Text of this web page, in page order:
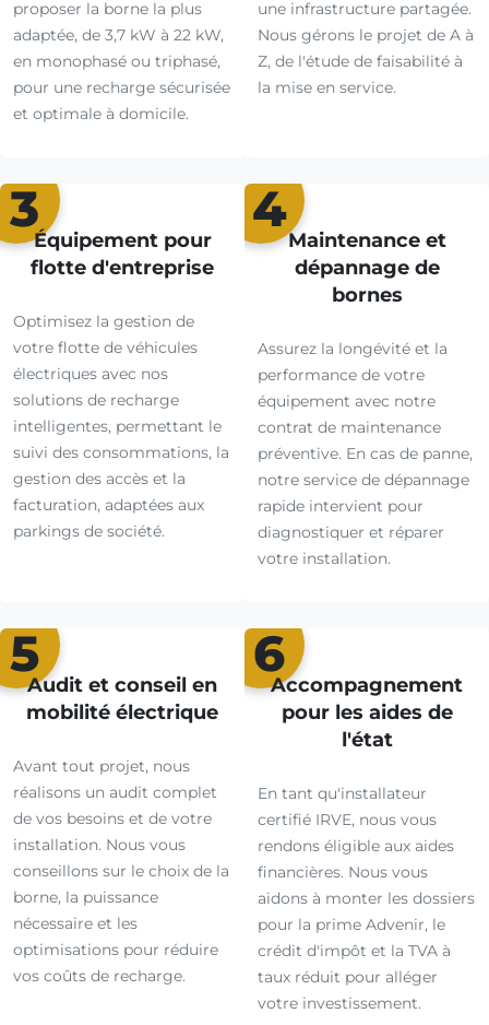
proposer la borne la plus
adaptée, de 3,7 kW à 22 kW,
en monophasé ou triphasé,
pour une recharge sécurisée
et optimale à domicile.
une infrastructure partagée.
Nous gérons le projet de A à
Z, de l'étude de faisabilité à
la mise en service.
3
Équipement pour
flotte d'entreprise
Optimisez la gestion de
votre flotte de véhicules
électriques avec nos
solutions de recharge
intelligentes, permettant le
suivi des consommations, la
gestion des accès et la
facturation, adaptées aux
parkings de société.
4
Maintenance et
dépannage de
bornes
Assurez la longévité et la
performance de votre
équipement avec notre
contrat de maintenance
préventive. En cas de panne,
notre service de dépannage
rapide intervient pour
diagnostiquer et réparer
votre installation.
5
Audit et conseil en
mobilité électrique
Avant tout projet, nous
réalisons un audit complet
de vos besoins et de votre
installation. Nous vous
conseillons sur le choix de la
borne, la puissance
nécessaire et les
optimisations pour réduire
vos coûts de recharge.
6
Accompagnement
pour les aides de
l'état
En tant qu'installateur
certifié IRVE, nous vous
rendons éligible aux aides
financières. Nous vous
aidons à monter les dossiers
pour la prime Advenir, le
crédit d'impôt et la TVA à
taux réduit pour alléger
votre investissement.